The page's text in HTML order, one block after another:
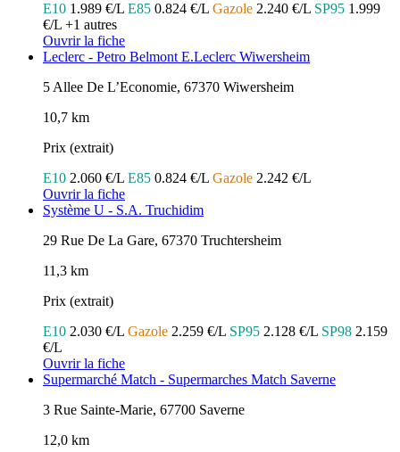
E10 1.989 €/L E85 0.824 €/L Gazole 2.240 €/L SP95 1.999
€/L +1 autres
Ouvrir la fiche
Leclerc - Petro Belmont E.Leclerc Wiwersheim
5 Allee De L’Economie, 67370 Wiwersheim
10,7 km
Prix (extrait)
E10 2.060 €/L E85 0.824 €/L Gazole 2.242 €/L
Ouvrir la fiche
Système U - S.A. Truchidim
29 Rue De La Gare, 67370 Truchtersheim
11,3 km
Prix (extrait)
E10 2.030 €/L Gazole 2.259 €/L SP95 2.128 €/L SP98 2.159
€/L
Ouvrir la fiche
Supermarché Match - Supermarches Match Saverne
3 Rue Sainte-Marie, 67700 Saverne
12,0 km